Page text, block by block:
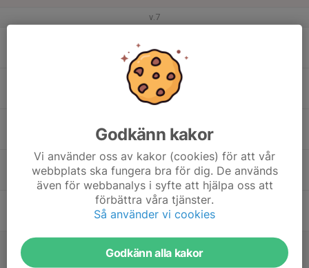
v.7
Måttsund
18:00
19:30
Ändring - Vi kör SG istället för GS
Måttsund
LVC Deltävling 2 - Gällivare
17
Lör
Godkänn kakor
Vi använder oss av kakor (cookies) för att vår
webbplats ska fungera bra för dig. De används
även för webbanalys i syfte att hjälpa oss att
förbättra våra tjänster.
Så använder vi cookies
Godkänn alla kakor